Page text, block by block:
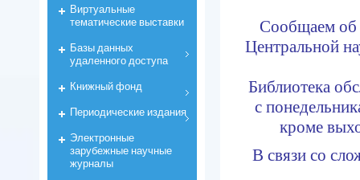
Сообщаем об
Центральной
Библиотека
с
кроме
В связи со
Виртуальные
тематические выставки
Базы данных
удаленного доступа
Книжный фонд
Периодические издания
Электронные
зарубежные научные
журналы